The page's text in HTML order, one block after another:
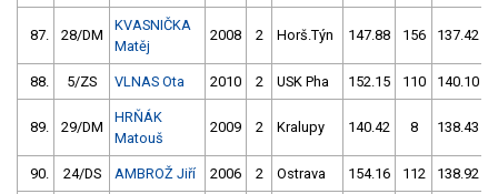
87. 28/DM
KVASNIČKA
Matěj
2008 2 Horš.Týn 147.88 156 137.42
88. 5/ZS VLNAS Ota 2010 2 USK Pha 152.15 110 140.10
89. 29/DM
HRŇÁK
Matouš
2009 2 Kralupy 140.42 8 138.43
90. 24/DS AMBROŽ Jiří 2006 2 Ostrava 154.16 112 138.92